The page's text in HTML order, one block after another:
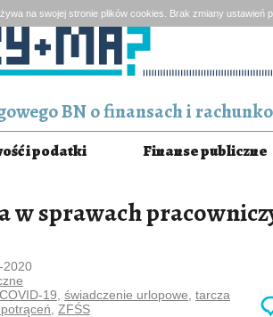
na swojej stronie plików cookies. Brak zmiany ustawień
BN o finansach i
i podatki Finanse publiczne
w sprawach
2020
19 świadczenie urlopowe tarcza
ZFŚS